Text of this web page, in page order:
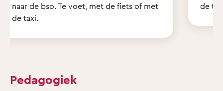
naar de bso. Te voet, met de fiets of met
de taxi.
de
Pedagogiek